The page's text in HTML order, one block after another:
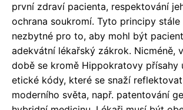
první zdraví pacienta, respektování
ochrana soukromí. Tyto principy stále
nezbytné pro to, aby mohl být
adekvátní lékařský zákrok. Nicméně,
době se kromě Hippokratovy přísahy
etické kódy, které se snaží
moderního světa, např. patentování